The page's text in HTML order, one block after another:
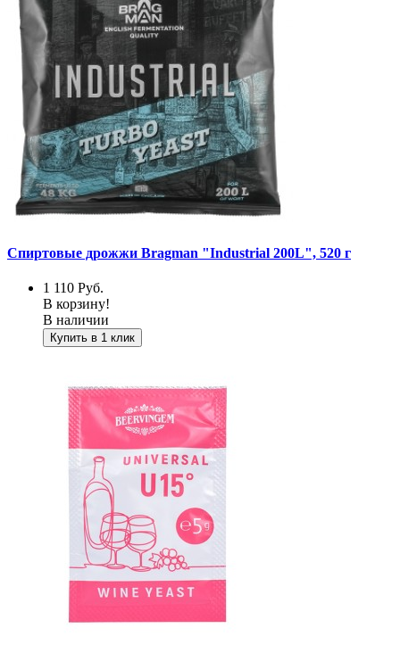
Спиртовые дрожжи Bragman "Industrial 200L", 520 г
1 110 Руб.
В корзину!
В наличии
Купить в 1 клик